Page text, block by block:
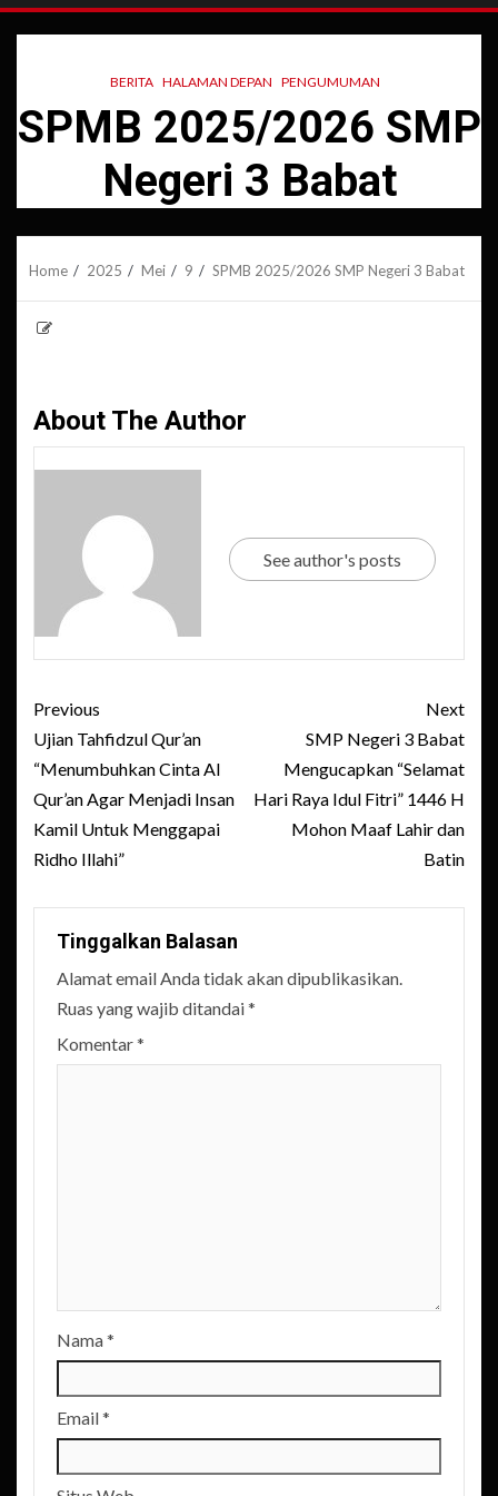
BERITA HALAMAN DEPAN PENGUMUMAN
SPMB 2025/2026 SMP
Negeri 3 Babat
Home 2025 Mei 9 SPMB 2025/2026 SMP Negeri 3 Babat
About The Author
See author's posts
Post
navigation
Previous
Ujian Tahfidzul Qur’an
“Menumbuhkan Cinta Al
Qur’an Agar Menjadi Insan
Kamil Untuk Menggapai
Ridho Illahi”
Next
SMP Negeri 3 Babat
Mengucapkan “Selamat
Hari Raya Idul Fitri” 1446 H
Mohon Maaf Lahir dan
Batin
Tinggalkan Balasan
Alamat email Anda tidak akan dipublikasikan.
Ruas yang wajib ditandai*
Komentar*
Nama*
Email*